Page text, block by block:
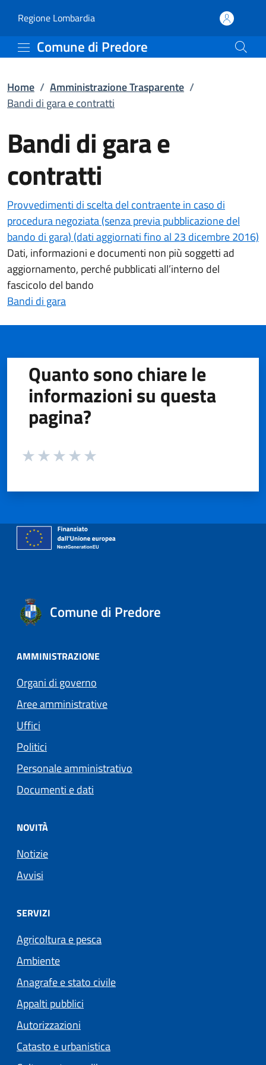
Bandi di gara e
Regione Lombardia(apre in un'altra scheda).
Comune di Predore
Home / Amministrazione Trasparente /
Bandi di gara e contratti
Bandi di gara e
contratti
Provvedimenti di scelta del contraente in caso di
procedura negoziata (senza previa pubblicazione del
bando di gara) (dati aggiornati fino al 23 dicembre 2016)
Dati, informazioni e documenti non più soggetti ad
aggiornamento, perché pubblicati all’interno del
fascicolo del bando
Bandi di gara
Quanto sono chiare le
informazioni su questa
pagina?
Valuta da 1 a 5 stelle la pagina
Comune di Predore
AMMINISTRAZIONE
Organi di governo
Aree amministrative
Uffici
Politici
Personale amministrativo
Documenti e dati
NOVITÀ
Notizie
Avvisi
SERVIZI
Agricoltura e pesca
Ambiente
Anagrafe e stato civile
Appalti pubblici
Autorizzazioni
Catasto e urbanistica